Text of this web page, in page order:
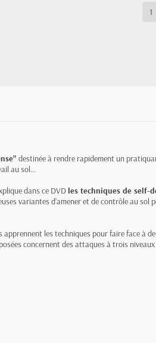
destinée à rendre rapidement un
au sol...
dans ce DVDles techniques de self-
variantes d’amener et de contrôle au
apprennent les techniques pour faire face à
concernent des attaques à trois